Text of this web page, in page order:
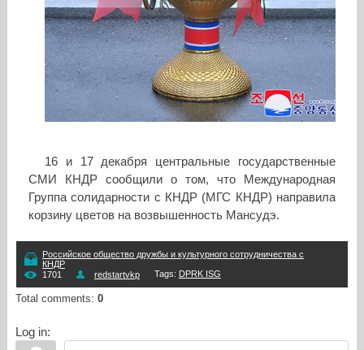
16 и 17 декабря центральные государственные
СМИ КНДР сообщили о том, что Международная
Группа солидарности с КНДР (МГС КНДР) направила
корзину цветов на возвышенность Мансудэ.
Российское общество дружбы и культурного сотрудничества с
КНДР
1701
redstartvkp Tags: DPRK ISG
Total comments: 0
Log in: